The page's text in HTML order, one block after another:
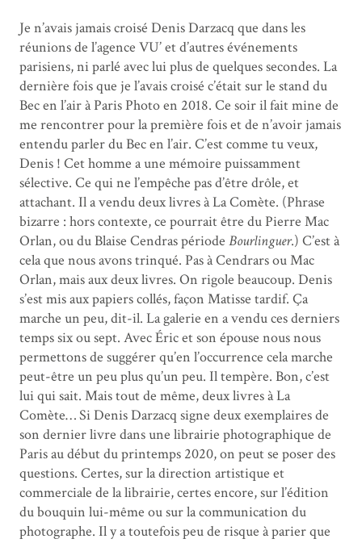
Je n’avais jamais croisé Denis Darzacq que dans les
réunions de l’agence VU’ et d’autres événements
parisiens, ni parlé avec lui plus de quelques secondes. La
dernière fois que je l’avais croisé c’était sur le stand du
Bec en l’air à Paris Photo en 2018. Ce soir il fait mine de
me rencontrer pour la première fois et de n’avoir jamais
entendu parler du Bec en l’air. C’est comme tu veux,
Denis ! Cet homme a une mémoire puissamment
sélective. Ce qui ne l’empêche pas d’être drôle, et
attachant. Il a vendu deux livres à La Comète. (Phrase
bizarre : hors contexte, ce pourrait être du Pierre Mac
Orlan, ou du Blaise Cendras période Bourlinguer.) C’est à
cela que nous avons trinqué. Pas à Cendrars ou Mac
Orlan, mais aux deux livres. On rigole beaucoup. Denis
s’est mis aux papiers collés, façon Matisse tardif. Ça
marche un peu, dit-il. La galerie en a vendu ces derniers
temps six ou sept. Avec Éric et son épouse nous nous
permettons de suggérer qu’en l’occurrence cela marche
peut-être un peu plus qu’un peu. Il tempère. Bon, c’est
lui qui sait. Mais tout de même, deux livres à La
Comète… Si Denis Darzacq signe deux exemplaires de
son dernier livre dans une librairie photographique de
Paris au début du printemps 2020, on peut se poser des
questions. Certes, sur la direction artistique et
commerciale de la librairie, certes encore, sur l’édition
du bouquin lui-même ou sur la communication du
photographe. Il y a toutefois peu de risque à parier que